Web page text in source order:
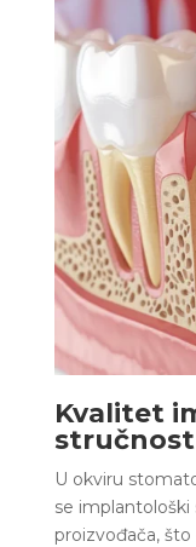
Kvalitet
U okviru
se
proizvođača,